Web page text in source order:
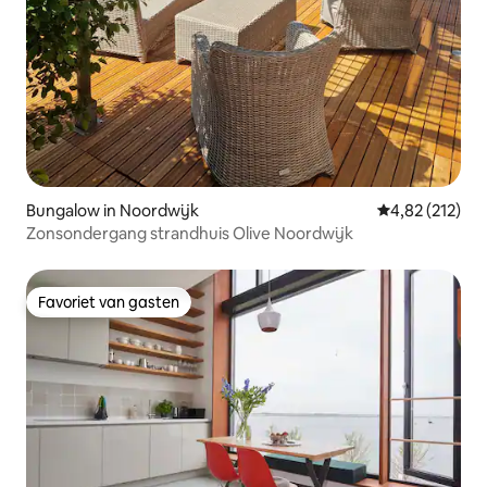
Bungalow in Noordwijk Gemiddelde
4,82 (212)
Zonsondergang strandhuis Olive Noordwijk
Favoriet van gasten
Favoriet van gasten